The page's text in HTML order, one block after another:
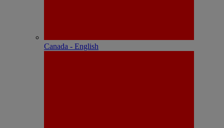
Canada - English